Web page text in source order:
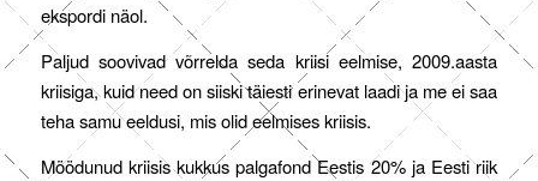
ekspordi näol.
Paljud soovivad võrrelda seda kriisi eelmise, 2009.aasta
kriisiga, kuid need on siiski täiesti erinevat laadi ja me ei saa
teha samu eeldusi, mis olid eelmises kriisis.
Möödunud kriisis kukkus palgafond Eestis 20% ja Eesti riik